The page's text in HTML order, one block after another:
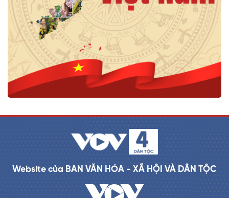
Website của BAN VĂN HÓA - XÃ HỘI VÀ DÂN TỘC